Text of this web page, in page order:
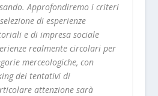
Approfondiremo i criteri
di esperienze
e di impresa sociale
realmente circolari per
merceologiche, con
dei tentativi di
attenzione sarà